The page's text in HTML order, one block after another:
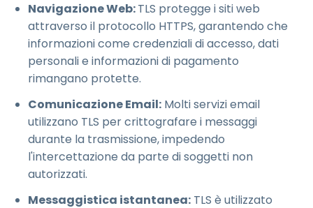
Navigazione Web:TLS protegge i siti web
attraverso il protocollo HTTPS, garantendo che
informazioni come credenziali di accesso, dati
personali e informazioni di pagamento
rimangano protette.
Comunicazione Email: Molti servizi email
utilizzano TLS per crittografare i messaggi
durante la trasmissione, impedendo
l'intercettazione da parte di soggetti non
autorizzati.
Messaggistica istantanea: TLS è utilizzato